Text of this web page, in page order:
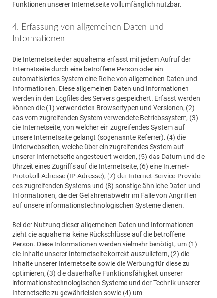
Funktionen unserer Internetseite vollumfänglich nutzbar.
4. Erfassung von allgemeinen Daten und
Informationen
Die Internetseite der aquahema erfasst mit jedem Aufruf der
Internetseite durch eine betroffene Person oder ein
automatisiertes System eine Reihe von allgemeinen Daten und
Informationen. Diese allgemeinen Daten und Informationen
werden in den Logfiles des Servers gespeichert. Erfasst werden
können die (1) verwendeten Browsertypen und Versionen, (2)
das vom zugreifenden System verwendete Betriebssystem, (3)
die Internetseite, von welcher ein zugreifendes System auf
unsere Internetseite gelangt (sogenannte Referrer), (4) die
Unterwebseiten, welche über ein zugreifendes System auf
unserer Internetseite angesteuert werden, (5) das Datum und die
Uhrzeit eines Zugriffs auf die Internetseite, (6) eine Internet-
Protokoll-Adresse (IP-Adresse), (7) der Internet-Service-Provider
des zugreifenden Systems und (8) sonstige ähnliche Daten und
Informationen, die der Gefahrenabwehr im Falle von Angriffen
auf unsere informationstechnologischen Systeme dienen.
Bei der Nutzung dieser allgemeinen Daten und Informationen
zieht die aquahema keine Rückschlüsse auf die betroffene
Person. Diese Informationen werden vielmehr benötigt, um (1)
die Inhalte unserer Internetseite korrekt auszuliefern, (2) die
Inhalte unserer Internetseite sowie die Werbung für diese zu
optimieren, (3) die dauerhafte Funktionsfähigkeit unserer
informationstechnologischen Systeme und der Technik unserer
Internetseite zu gewährleisten sowie (4) um